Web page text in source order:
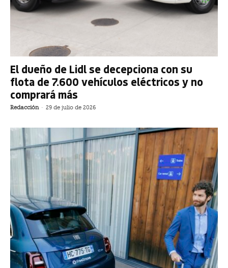
El dueño de Lidl se decepciona con su
flota de 7.600 vehículos eléctricos y no
comprará más
Redacción - 29 de julio de 2026